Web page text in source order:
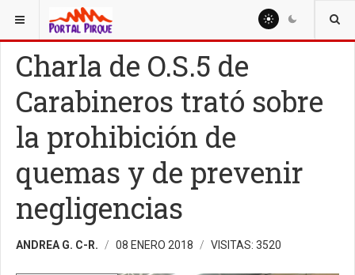
ESTÁ AQUÍ: NOTICIAS
Charla de O.S.5 de
Carabineros trató sobre
la prohibición de
quemas y de prevenir
negligencias
ANDREA G. C-R. 08 ENERO 2018 VISITAS: 3520